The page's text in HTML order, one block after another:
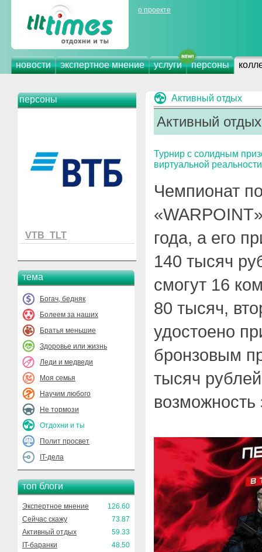
о проекте
новости экспертное мнение услуги персоны
персоны
VTB_TLT
тема
Богач, бедняк
Болеем за наших
Братья меньшие
Здоровье или жизнь
Леди и медведи
Моя семья
Научим любого
Не тормози
Отдохни и ты
Полит просвет
IT-дела
топ блоги
Экспертное мнение
126.60
Сейчас скажу
73.87
Активный отдых
59.33
IT-баранки
48.50
Активный отдых
Активный
Турнир с солидным
виртуальной
Чемпионат
года, а его
140 тысяч
смогут 16
80 тысяч,
удостоено
бронзовым
тысяч
возможность